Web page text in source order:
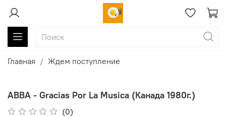
Главная Ждем поступление
ABBA - Gracias Por La Musica (Канада 1980г.)
(0)